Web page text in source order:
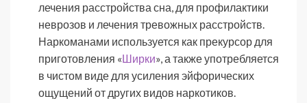
лечения расстройства сна, для профилактики
неврозов и лечения тревожных расстройств.
Наркоманами используется как прекурсор для
приготовления «Ширки», а также употребляется
в чистом виде для усиления эйфорических
ощущений от других видов наркотиков.